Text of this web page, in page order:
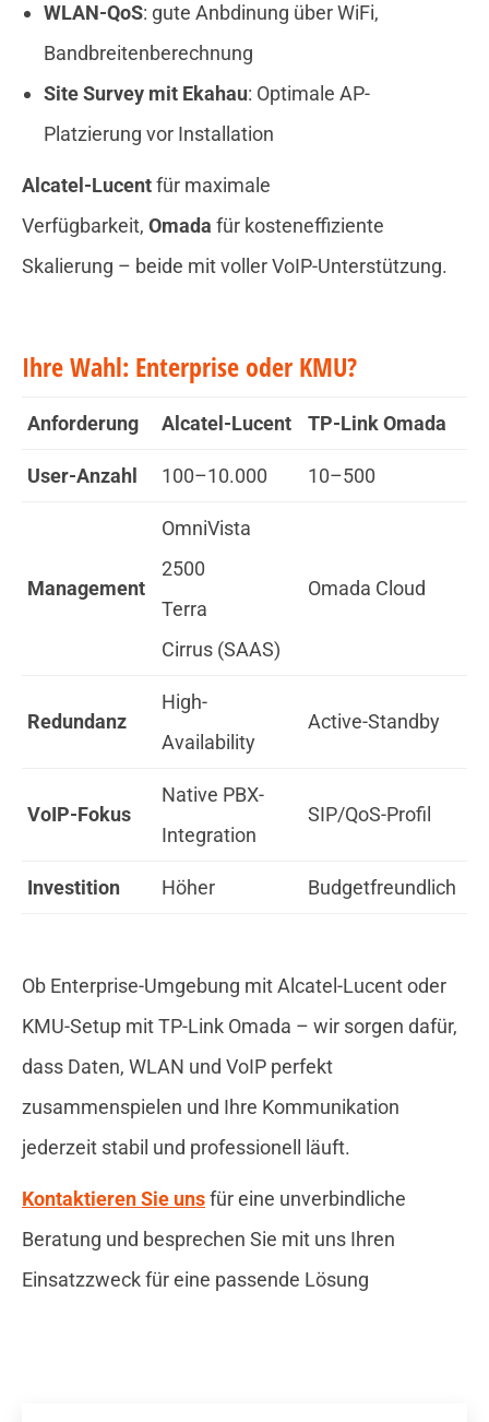
WLAN-QoS: gute Anbdinung über WiFi,
Bandbreitenberechnung
Site Survey mit Ekahau: Optimale AP-
Platzierung vor Installation
Alcatel-Lucentfür maximale
Verfügbarkeit, Omada für kosteneffiziente
Skalierung – beide mit voller VoIP-Unterstützung.
Ihre Wahl: Enterprise oder KMU?
Anforderung Alcatel-Lucent TP-Link Omada
User-Anzahl 100–10.000 10–500
Management
OmniVista
2500
Terra
Cirrus (SAAS)
Omada Cloud
Redundanz
High-
Availability
Active-Standby
VoIP-Fokus
Native PBX-
Integration
SIP/QoS-Profil
Investition Höher Budgetfreundlich
Ob Enterprise-Umgebung mit Alcatel-Lucent oder
KMU-Setup mit TP-Link Omada – wir sorgen dafür,
dass Daten, WLAN und VoIP perfekt
zusammenspielen und Ihre Kommunikation
jederzeit stabil und professionell läuft.
Kontaktieren Sie unsfür eine unverbindliche
Beratung und besprechen Sie mit uns Ihren
Einsatzzweck für eine passende Lösung